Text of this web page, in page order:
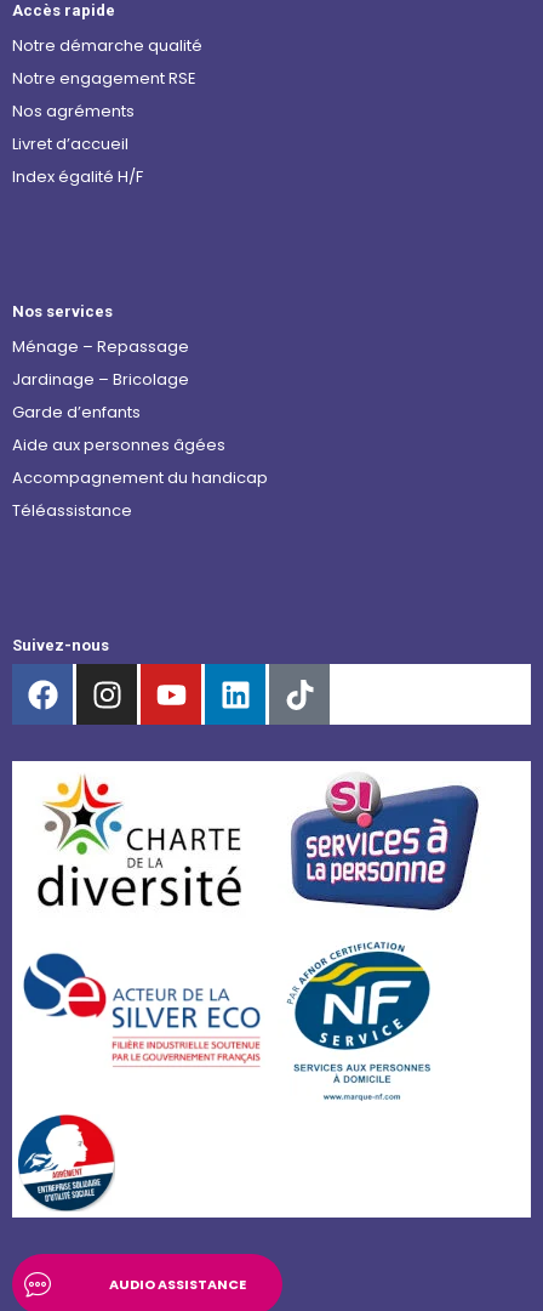
Accès rapide
Notre démarche qualité
Notre engagement RSE
Nos agréments
Livret d’accueil
Index égalité H/F
Nos services
Ménage – Repassage
Jardinage – Bricolage
Garde d’enfants
Aide aux personnes âgées
Accompagnement du handicap
Téléassistance
Suivez-nous
AUDIO ASSISTANCE